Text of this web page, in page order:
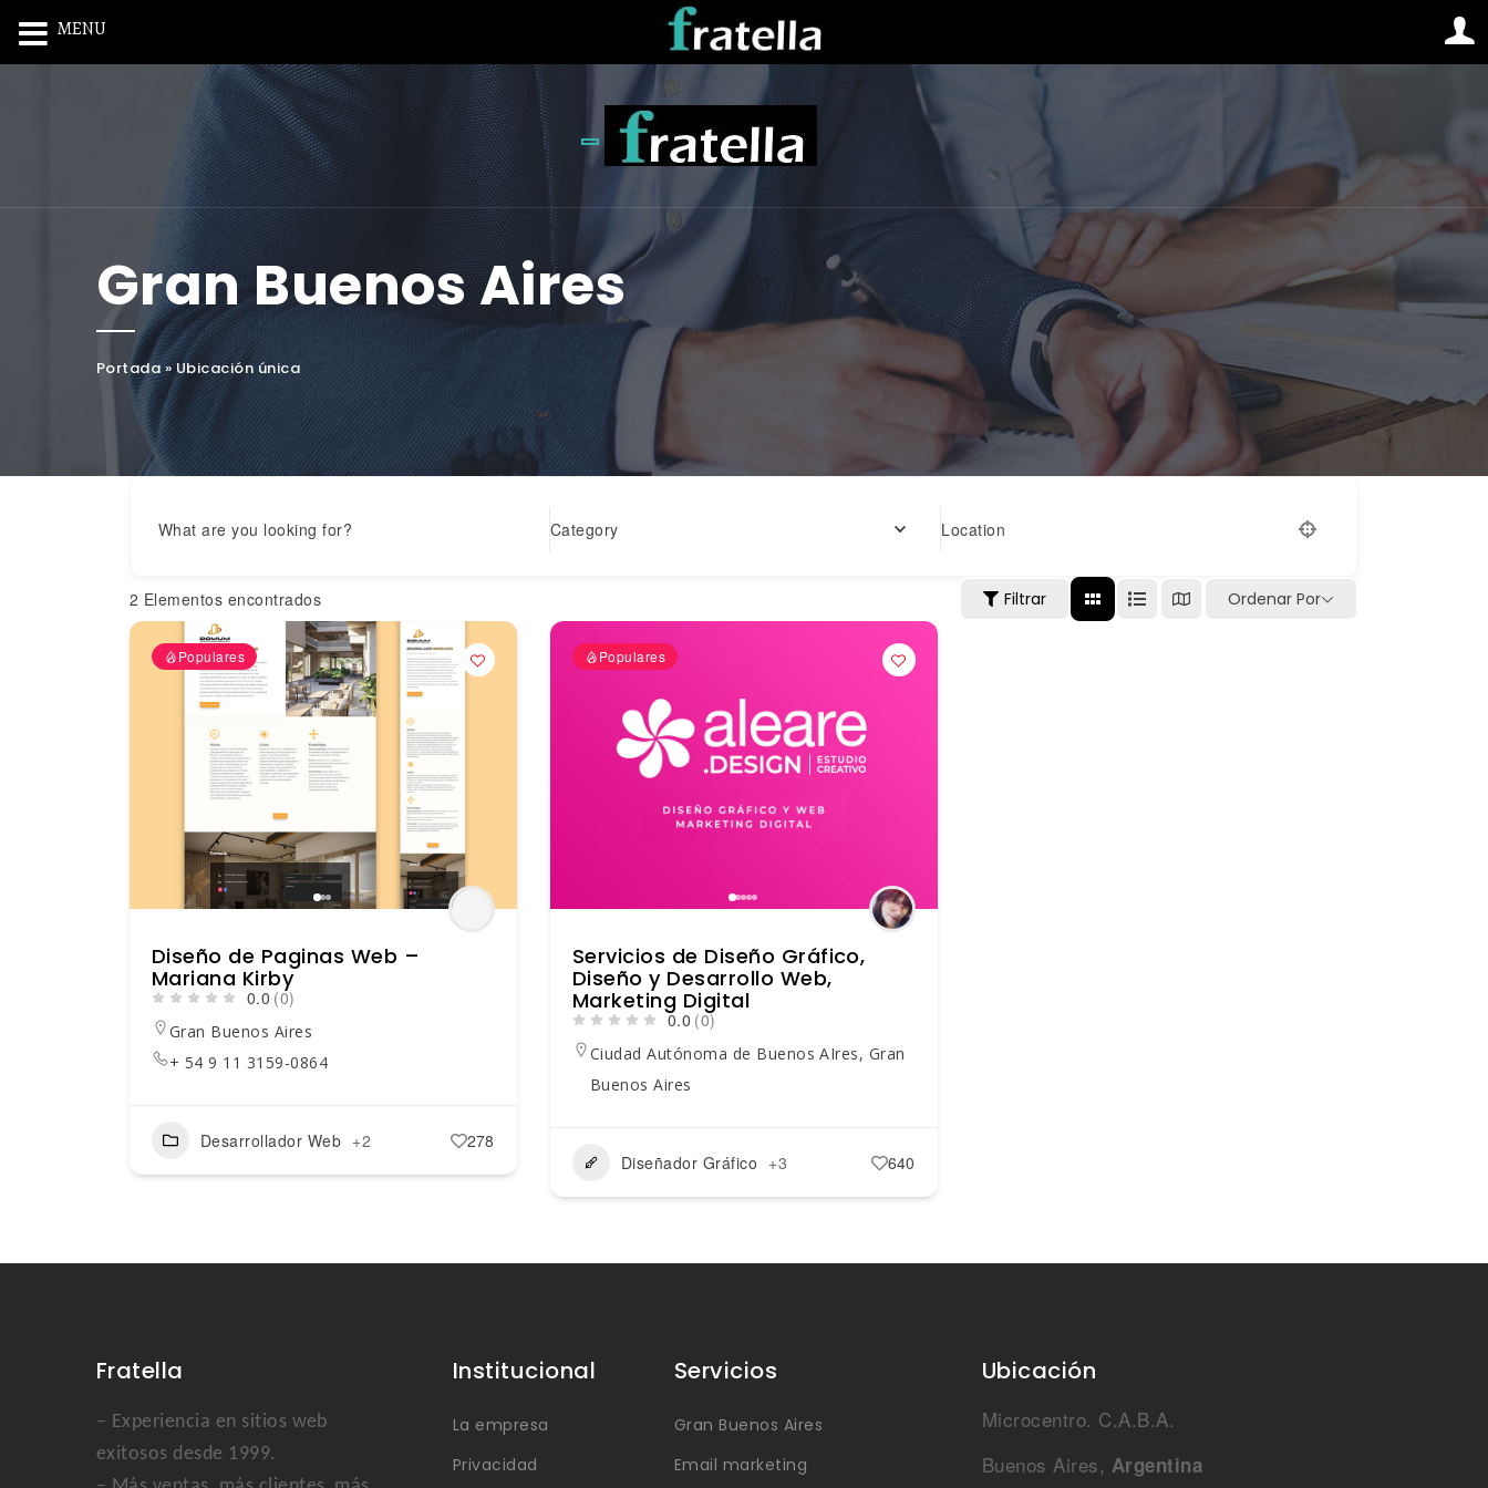
Toggle navigation
Gran Buenos Aires
Portada »Ubicación única
What are you looking for? Category Location
2 Elementos encontrados Filtrar Ordenar Por
Populares
Diseño de Paginas Web –
Mariana Kirby
0.0 (0)
Gran Buenos Aires
+ 54 9 11 3159-0864
Desarrollador Web +2 278
Populares
Servicios de Diseño Gráfico,
Diseño y Desarrollo Web,
Marketing Digital
0.0 (0)
Ciudad Autónoma de Buenos AIres, Gran
Buenos Aires
Diseñador Gráfico +3 640
Fratella
– Experiencia en sitios web
exitosos desde 1999.
Institucional
La empresa
Privacidad
Servicios
Gran Buenos Aires
Email marketing
Ubicación
Microcentro. C.A.B.A.
Buenos Aires, Argentina
MENU